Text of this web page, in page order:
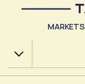
MARKETS
Χ.Α.